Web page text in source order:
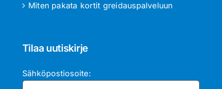
Miten pakata kortit greidauspalveluun
Tilaa uutiskirje
Sähköpostiosoite: